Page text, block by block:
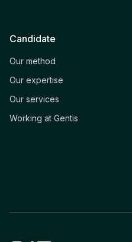
Candidate
Our method
Our expertise
Our services
Working at Gentis